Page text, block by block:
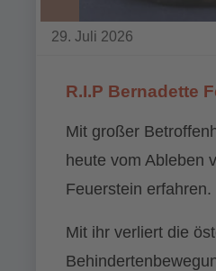
29. Juli 2026
R.I.P Bernadette
Mit großer
heute vom Ableben
Feuerstein erfahren.
Mit ihr verliert die